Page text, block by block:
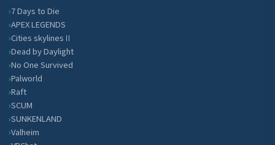
7 Days to Die
APEX LEGENDS
Cities skylinesⅡ
Dead by Daylight
No One Survived
Palworld
Raft
SCUM
SUNKENLAND
Valheim